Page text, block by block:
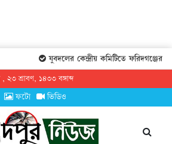
যুবদলের কেন্দ্রীয় কমিটিতে ফরিদগঞ্জের
২৩ শ্রাবণ, ১৪৩৩ বঙ্গাব্দ
ফটো ভিডিও